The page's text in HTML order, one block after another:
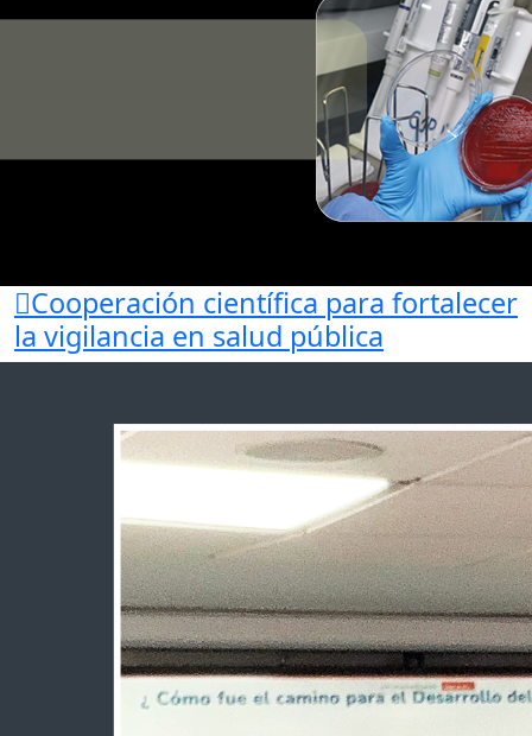
Cooperación científica para fortalecer
la vigilancia en salud pública